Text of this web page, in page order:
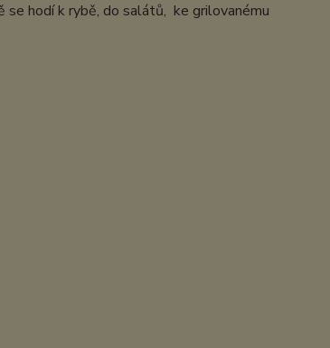
se hodí k rybě, do salátů, ke grilovanému